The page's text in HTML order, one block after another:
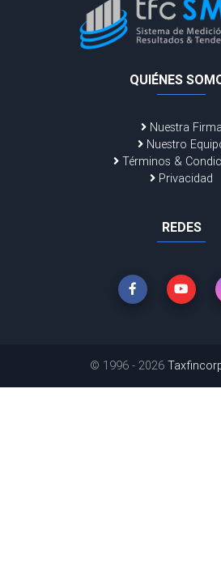
QUIÉNES
Nuestra Firma
Nuestro
Términos &
Privacidad
REDES
© 1996 - 2026